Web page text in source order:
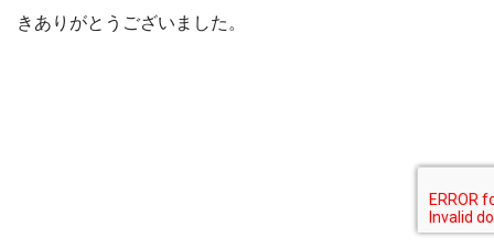
きありがとうございました。